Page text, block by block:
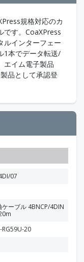
規格対応のカ
です。CoaXPress
ルインターフェー
1本でデータ転送/
エイム電子製品
品として承認登
07
ーブル 4BNCP/4DIN
RG59U-20